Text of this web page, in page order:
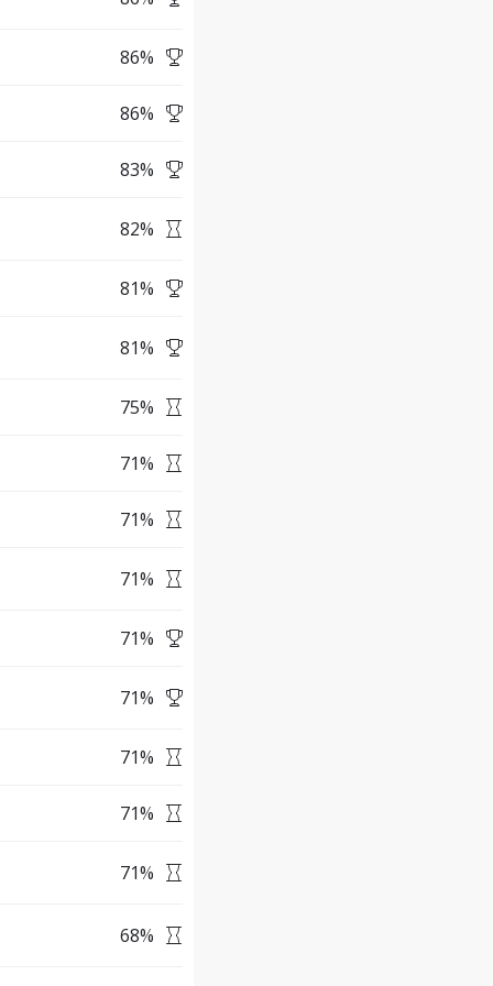
86%
86%
83%
82%
81%
81%
75%
71%
71%
71%
71%
71%
71%
71%
71%
68%